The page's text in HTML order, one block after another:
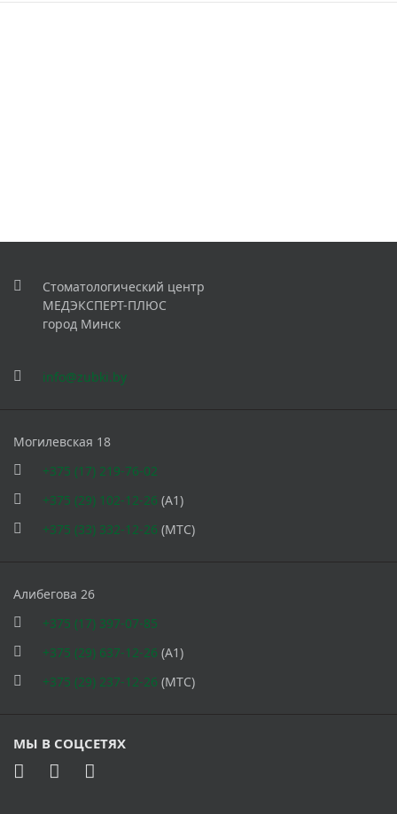
Стоматологический центр
МЕДЭКСПЕРТ-ПЛЮС
город Минск
info@zubki.by
Могилевская 18
+375 (17) 219-76-02
+375 (29) 102-12-26 (A1)
+375 (33) 332-12-26 (МТС)
Алибегова 26
+375 (17) 397-07-85
+375 (29) 637-12-26 (A1)
+375 (29) 237-12-26 (МТС)
МЫ В СОЦСЕТЯХ